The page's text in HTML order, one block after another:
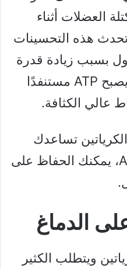
العضلات أثناء
تحدث هذه التحسينات
بسبب زيادة قدرة
الجسم على إنتاج ATP، يصبح ATP مستنفدًا
تساعدك
على إنتاج المزيد من ATP، يمكنك الحفاظ على
الدماغ
ويتطلب الكثير